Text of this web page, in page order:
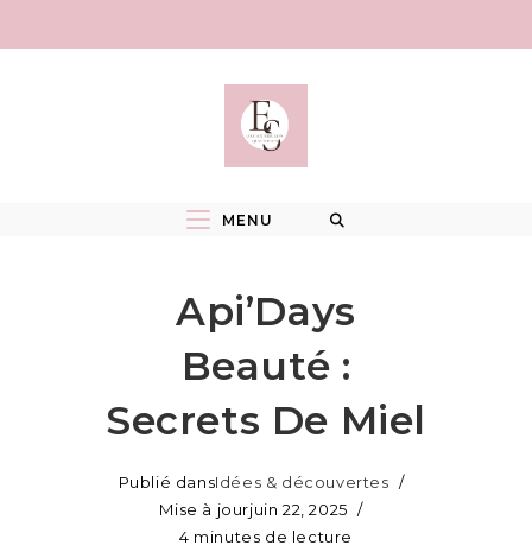
MENU
Api’Days
Beauté :
Secrets De Miel
Publié dansIdées & découvertes
Mise à jourjuin 22, 2025
4 minutes de lecture